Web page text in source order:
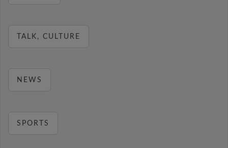
TALK, CULTURE
NEWS
SPORTS